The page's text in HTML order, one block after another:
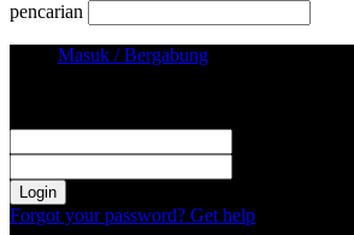
pencarian
Masuk / Bergabung
Forgot your password? Get help